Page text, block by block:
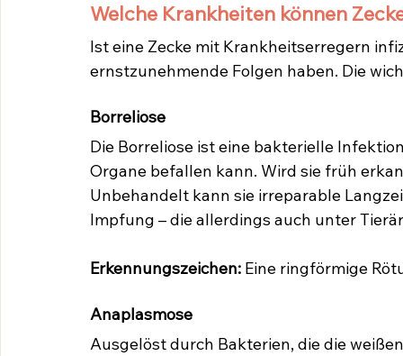
Welche Krankheiten können
Ist eine Zecke mit Krankheitserregern
ernstzunehmende Folgen haben. Die
Borreliose
Die Borreliose ist eine bakterielle
Organe befallen kann. Wird sie früh
Unbehandelt kann sie irreparable
Impfung – die allerdings auch unter
Erkennungszeichen: Eine ringförmige
Anaplasmose
Ausgelöst durch Bakterien, die die